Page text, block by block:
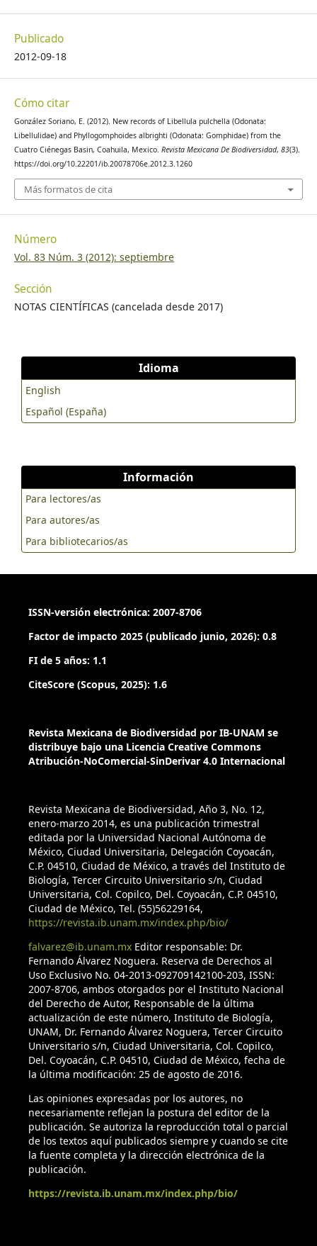
Publicado
2012-09-18
Cómo citar
González Soriano, E. (2012). New records of Libellula pulchella (Odonata:
Libellulidae) and Phyllogomphoides albrighti (Odonata: Gomphidae) from the
Cuatro Ciénegas Basin, Coahuila, Mexico. Revista Mexicana De Biodiversidad, 83(3).
https://doi.org/10.22201/ib.20078706e.2012.3.1260
Más formatos de cita
Número
Vol. 83 Núm. 3 (2012): septiembre
Sección
NOTAS CIENTÍFICAS (cancelada desde 2017)
Idioma
English
Español (España)
Información
Para lectores/as
Para autores/as
Para bibliotecarios/as
ISSN-versión electrónica: 2007-8706
Factor de impacto 2025 (publicado junio, 2026): 0.8
FI de 5 años: 1.1
CiteScore (Scopus, 2025): 1.6
Revista Mexicana de Biodiversidad por IB-UNAM se
distribuye bajo una Licencia Creative Commons
Atribución-NoComercial-SinDerivar 4.0 Internacional
Revista Mexicana de Biodiversidad, Año 3, No. 12,
enero-marzo 2014, es una publicación trimestral
editada por la Universidad Nacional Autónoma de
México, Ciudad Universitaria, Delegación Coyoacán,
C.P. 04510, Ciudad de México, a través del Instituto de
Biología, Tercer Circuito Universitario s/n, Ciudad
Universitaria, Col. Copilco, Del. Coyoacán, C.P. 04510,
Ciudad de México, Tel. (55)56229164,
https://revista.ib.unam.mx/index.php/bio/
falvarez@ib.unam.mxEditor responsable: Dr.
Fernando Álvarez Noguera. Reserva de Derechos al
Uso Exclusivo No. 04-2013-092709142100-203, ISSN:
2007-8706, ambos otorgados por el Instituto Nacional
del Derecho de Autor, Responsable de la última
actualización de este número, Instituto de Biología,
UNAM, Dr. Fernando Álvarez Noguera, Tercer Circuito
Universitario s/n, Ciudad Universitaria, Col. Copilco,
Del. Coyoacán, C.P. 04510, Ciudad de México, fecha de
la última modificación: 25 de agosto de 2016.
Las opiniones expresadas por los autores, no
necesariamente reflejan la postura del editor de la
publicación. Se autoriza la reproducción total o parcial
de los textos aquí publicados siempre y cuando se cite
la fuente completa y la dirección electrónica de la
publicación.
https://revista.ib.unam.mx/index.php/bio/